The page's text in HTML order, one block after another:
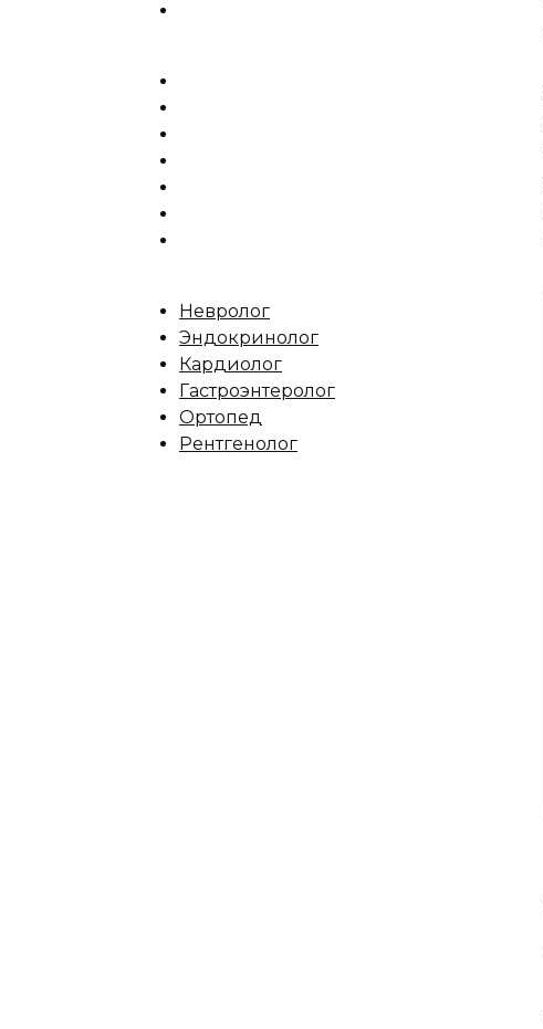
Невролог
Эндокринолог
Кардиолог
Гастроэнтеролог
Ортопед
Рентгенолог